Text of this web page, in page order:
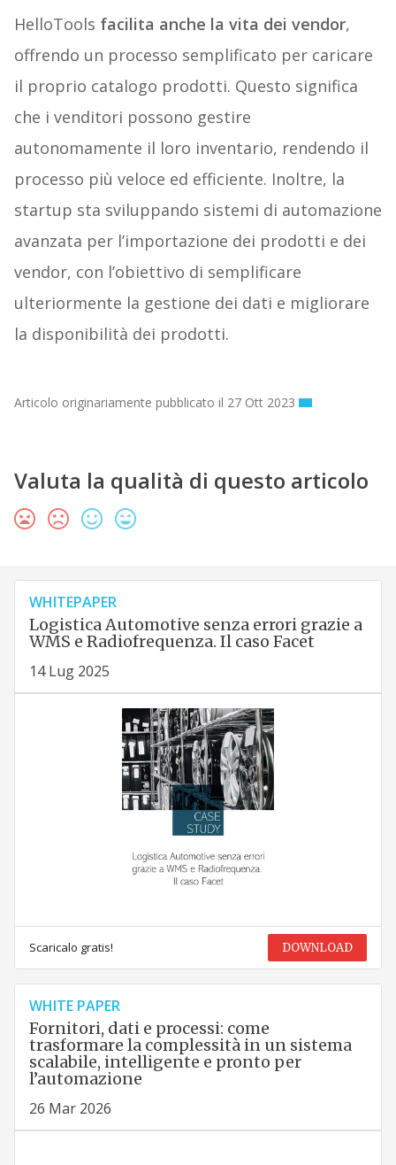
HelloTools facilita anche la vita dei vendor,
offrendo un processo semplificato per caricare
il proprio catalogo prodotti. Questo significa
che i venditori possono gestire
autonomamente il loro inventario, rendendo il
processo più veloce ed efficiente. Inoltre, la
startup sta sviluppando sistemi di automazione
avanzata per l’importazione dei prodotti e dei
vendor, con l’obiettivo di semplificare
ulteriormente la gestione dei dati e migliorare
la disponibilità dei prodotti.
Articolo originariamente pubblicato il 27 Ott 2023
Valuta la qualità di questo articolo
WHITEPAPER
Logistica Automotive senza errori grazie a
WMS e Radiofrequenza. Il caso Facet
14 Lug 2025
Scaricalo gratis! DOWNLOAD
WHITE PAPER
Fornitori, dati e processi: come
trasformare la complessità in un sistema
scalabile, intelligente e pronto per
l’automazione
26 Mar 2026